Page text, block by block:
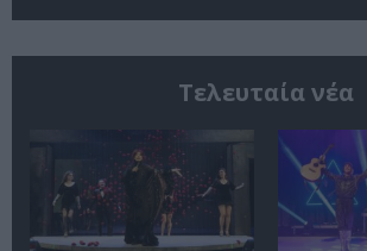
Τελευταία νέα